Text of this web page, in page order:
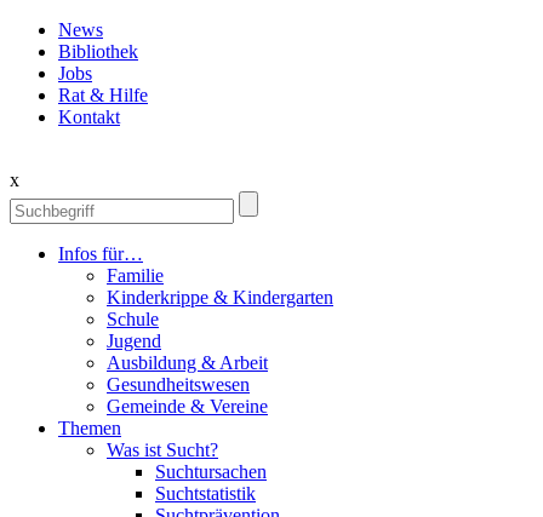
News
Bibliothek
Jobs
Rat & Hilfe
Kontakt
x
Infos für…
Familie
Kinderkrippe & Kindergarten
Schule
Jugend
Ausbildung & Arbeit
Gesundheitswesen
Gemeinde & Vereine
Themen
Was ist Sucht?
Suchtursachen
Suchtstatistik